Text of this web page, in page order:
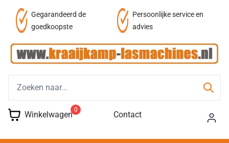
Gegarandeerd de
goedkoopste
Persoonlijke service en
advies
Winkelwagen 0 Contact